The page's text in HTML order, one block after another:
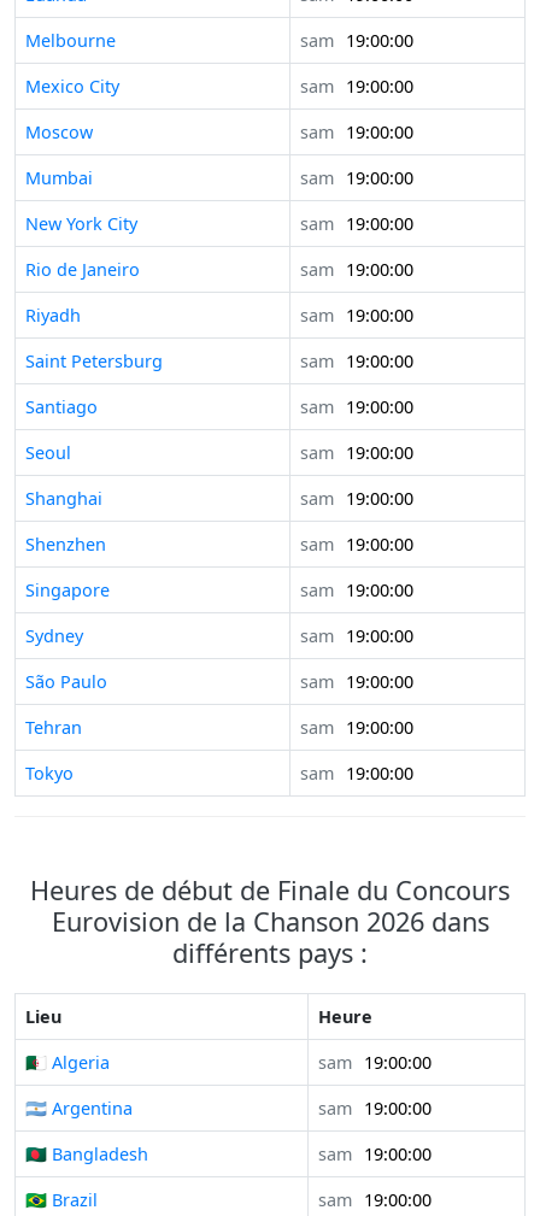
Melbourne
sam 19:00:00
Mexico City
sam 19:00:00
Moscow
sam 19:00:00
Mumbai
sam 19:00:00
New York City
sam 19:00:00
Rio de Janeiro
sam 19:00:00
Riyadh
sam 19:00:00
Saint Petersburg
sam 19:00:00
Santiago
sam 19:00:00
Seoul
sam 19:00:00
Shanghai
sam 19:00:00
Shenzhen
sam 19:00:00
Singapore
sam 19:00:00
Sydney
sam 19:00:00
São Paulo
sam 19:00:00
Tehran
sam 19:00:00
Tokyo
sam 19:00:00
Heures de début de Finale du Concours
Eurovision de la Chanson 2026 dans
différents pays :
Lieu
Heure
🇩🇿 Algeria
sam 19:00:00
🇦🇷 Argentina
sam 19:00:00
🇧🇩 Bangladesh
sam 19:00:00
🇧🇷 Brazil
sam 19:00:00